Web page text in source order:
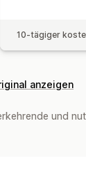
10-tägiger
anzeigen
und